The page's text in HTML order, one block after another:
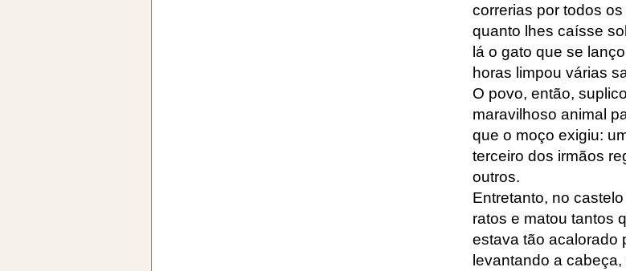
correrias por todos
quanto lhes caísse
lá o gato que se
horas limpou várias
O povo, então,
maravilhoso animal
que o moço exigiu:
terceiro dos irmãos
outros.
Entretanto, no
ratos e matou tantos
estava tão acalorado
levantando a